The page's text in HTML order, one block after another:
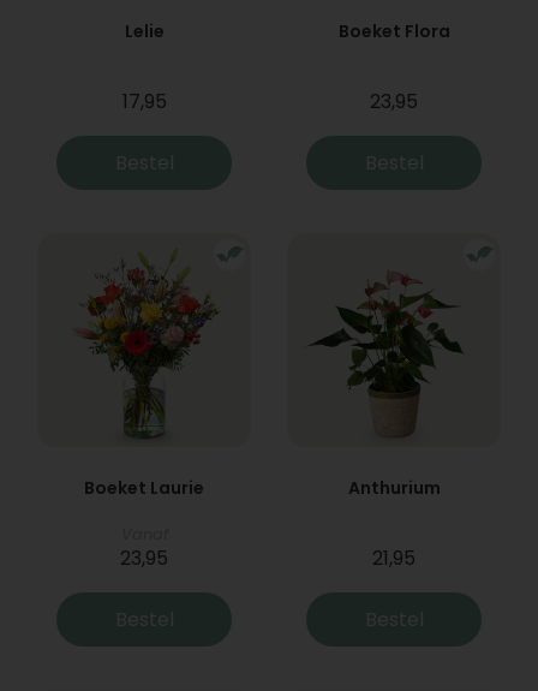
Lelie
17,95
Bestel
Boeket Flora
23,95
Bestel
Boeket Laurie
23,95
Bestel
Anthurium
21,95
Bestel